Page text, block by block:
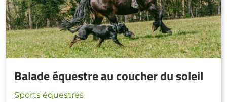
Balade équestre au coucher du soleil
Sports équestres